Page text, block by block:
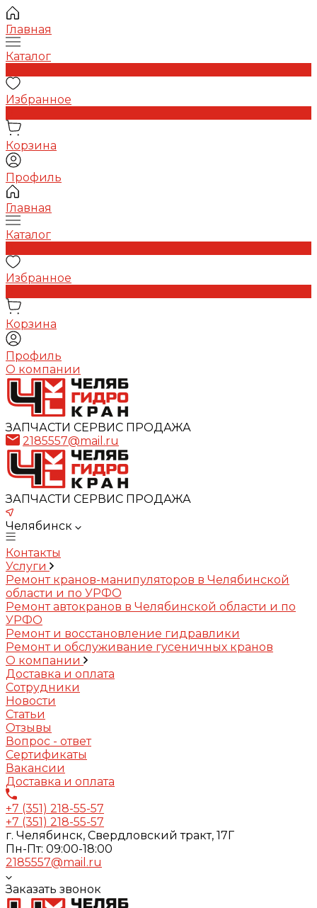
Главная
Каталог
Избранное
Корзина
Профиль
Главная
Каталог
Избранное
Корзина
Профиль
О компании
ЗАПЧАСТИ СЕРВИС ПРОДАЖА
2185557@mail.ru
ЗАПЧАСТИ СЕРВИС ПРОДАЖА
Челябинск
Контакты
Услуги
Ремонт кранов-манипуляторов в Челябинской
области и по УРФО
Ремонт автокранов в Челябинской области и по
УРФО
Ремонт и восстановление гидравлики
Ремонт и обслуживание гусеничных кранов
О компании
Доставка и оплата
Сотрудники
Новости
Статьи
Отзывы
Вопрос - ответ
Сертификаты
Вакансии
Доставка и оплата
+7 (351) 218-55-57
+7 (351) 218-55-57
г. Челябинск, Свердловский тракт, 17Г
Пн-Пт: 09:00-18:00
2185557@mail.ru
Заказать звонок